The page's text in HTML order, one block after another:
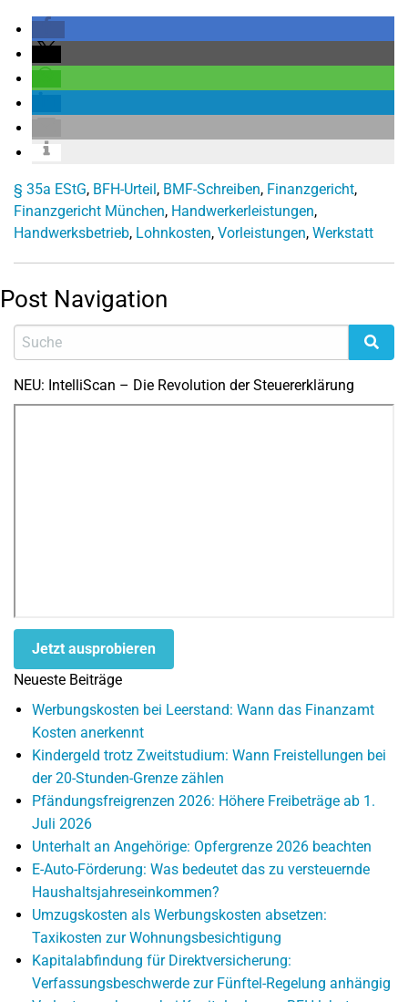
§ 35a EStG, BFH-Urteil, BMF-Schreiben, Finanzgericht,
Finanzgericht München, Handwerkerleistungen,
Handwerksbetrieb, Lohnkosten, Vorleistungen, Werkstatt
Post Navigation
NEU: IntelliScan – Die Revolution der Steuererklärung
Jetzt ausprobieren
Neueste Beiträge
Werbungskosten bei Leerstand: Wann das Finanzamt
Kosten anerkennt
Kindergeld trotz Zweitstudium: Wann Freistellungen bei
der 20-Stunden-Grenze zählen
Pfändungsfreigrenzen 2026: Höhere Freibeträge ab 1.
Juli 2026
Unterhalt an Angehörige: Opfergrenze 2026 beachten
E-Auto-Förderung: Was bedeutet das zu versteuernde
Haushaltsjahreseinkommen?
Umzugskosten als Werbungskosten absetzen:
Taxikosten zur Wohnungsbesichtigung
Kapitalabfindung für Direktversicherung:
Verfassungsbeschwerde zur Fünftel-Regelung anhängig